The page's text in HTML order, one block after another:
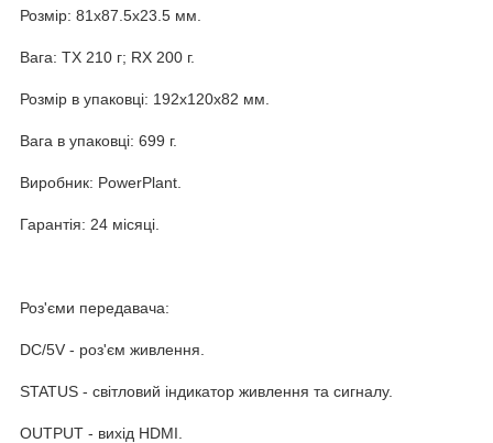
Розмір: 81x87.5x23.5 мм.
Вага: TX 210 г; RX 200 г.
Розмір в упаковці: 192х120х82 мм.
Вага в упаковці: 699 г.
Виробник: PowerPlant.
Гарантія: 24 місяці.
Роз'єми передавача:
DC/5V - роз'єм живлення.
STATUS - світловий індикатор живлення та сигналу.
OUTPUT - вихід HDMI.